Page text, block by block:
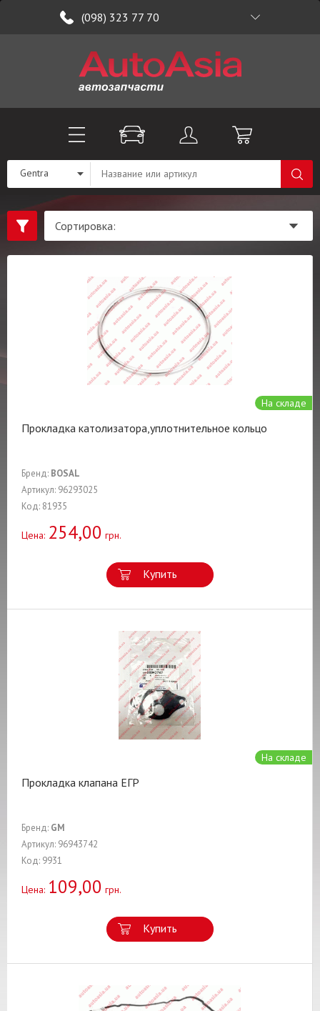
(098) 323 77 70
Gentra
На складе
Прокладка католизатора,уплотнительное кольцо
Бренд: BOSAL
Артикул: 96293025
Код: 81935
Цена: 254,00 грн.
Купить
На складе
Прокладка клапана ЕГР
Бренд: GM
Артикул: 96943742
Код: 9931
Цена: 109,00 грн.
Купить